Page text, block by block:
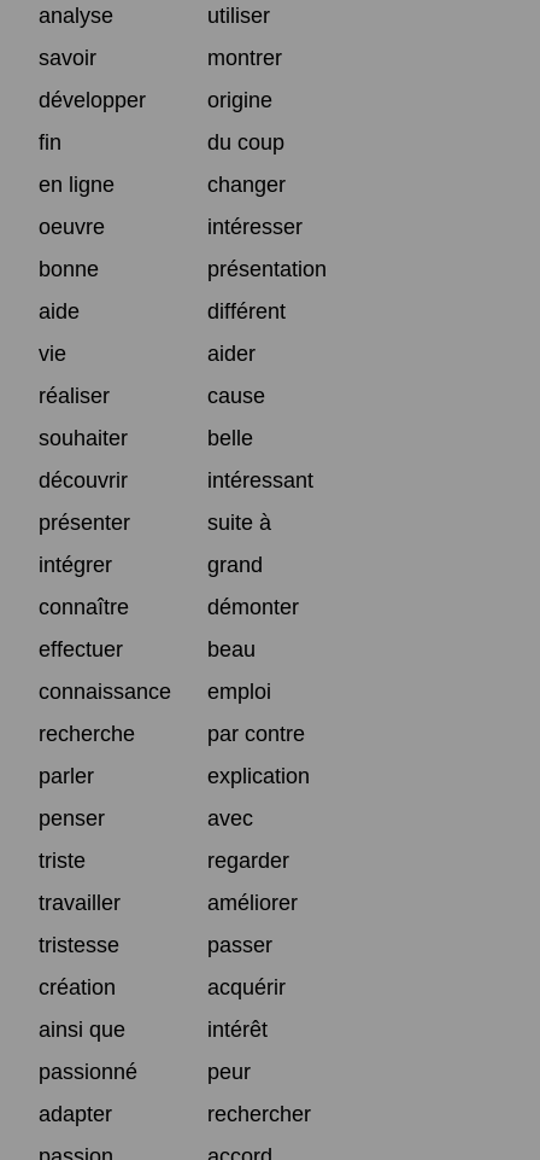
analyse
utiliser
savoir
montrer
développer
origine
fin
du coup
en ligne
changer
oeuvre
intéresser
bonne
présentation
aide
différent
vie
aider
réaliser
cause
souhaiter
belle
découvrir
intéressant
présenter
suite à
intégrer
grand
connaître
démonter
effectuer
beau
connaissance
emploi
recherche
par contre
parler
explication
penser
avec
triste
regarder
travailler
améliorer
tristesse
passer
création
acquérir
ainsi que
intérêt
passionné
peur
adapter
rechercher